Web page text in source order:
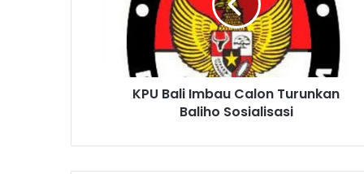
C
KPU Bali Imbau Calon Turunkan
Baliho Sosialisasi